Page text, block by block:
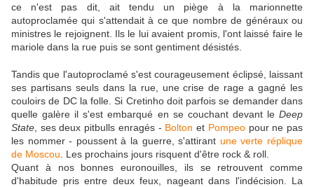
ce n'est pas dit, ait tendu un piège à la marionnette
autoproclamée qui s'attendait à ce que nombre de généraux ou
ministres le rejoignent. Ils le lui avaient promis, l'ont laissé faire le
mariole dans la rue puis se sont gentiment désistés.
Tandis que l'autoproclamé s'est courageusement éclipsé, laissant
ses partisans seuls dans la rue, une crise de rage a gagné les
couloirs de DC la folle. Si Cretinho doit parfois se demander dans
quelle galère il s'est embarqué en se couchant devant le Deep
State , ses deux pitbulls enragés - Bolton et Pompeopour ne pas
les nommer - poussent à la guerre, s'attirant une verte réplique
de Moscou . Les prochains jours risquent d'être rock & roll.
Quant à nos bonnes euronouilles, ils se retrouvent comme
d'habitude pris entre deux feux, nageant dans l'indécision. La